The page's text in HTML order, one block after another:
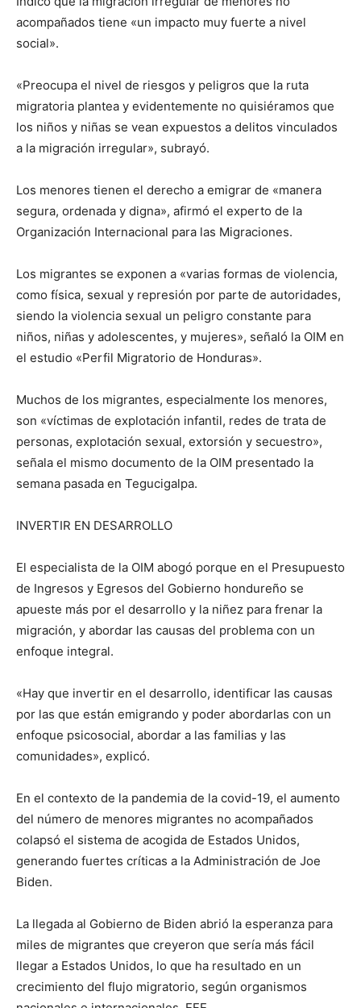
acompañados tiene «un impacto muy fuerte a nivel
social».
«Preocupa el nivel de riesgos y peligros que la ruta
migratoria plantea y evidentemente no quisiéramos que
los niños y niñas se vean expuestos a delitos vinculados
a la migración irregular», subrayó.
Los menores tienen el derecho a emigrar de «manera
segura, ordenada y digna», afirmó el experto de la
Organización Internacional para las Migraciones.
Los migrantes se exponen a «varias formas de violencia,
como física, sexual y represión por parte de autoridades,
siendo la violencia sexual un peligro constante para
niños, niñas y adolescentes, y mujeres», señaló la OIM en
el estudio «Perfil Migratorio de Honduras».
Muchos de los migrantes, especialmente los menores,
son «víctimas de explotación infantil, redes de trata de
personas, explotación sexual, extorsión y secuestro»,
señala el mismo documento de la OIM presentado la
semana pasada en Tegucigalpa.
INVERTIR EN DESARROLLO
El especialista de la OIM abogó porque en el Presupuesto
de Ingresos y Egresos del Gobierno hondureño se
apueste más por el desarrollo y la niñez para frenar la
migración, y abordar las causas del problema con un
enfoque integral.
«Hay que invertir en el desarrollo, identificar las causas
por las que están emigrando y poder abordarlas con un
enfoque psicosocial, abordar a las familias y las
comunidades», explicó.
En el contexto de la pandemia de la covid-19, el aumento
del número de menores migrantes no acompañados
colapsó el sistema de acogida de Estados Unidos,
generando fuertes críticas a la Administración de Joe
Biden.
La llegada al Gobierno de Biden abrió la esperanza para
miles de migrantes que creyeron que sería más fácil
llegar a Estados Unidos, lo que ha resultado en un
crecimiento del flujo migratorio, según organismos